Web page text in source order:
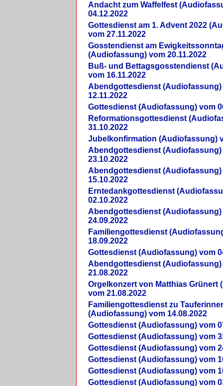
Andacht zum Waffelfest
04.12.2022
Gottesdienst am 1. Advent 2022
vom 27.11.2022
Gosstendienst am
(Audiofassung) vom 20.11.2022
Buß- und Bettagsgosstendienst
vom 16.11.2022
Abendgottesdienst (Audiofassung)
12.11.2022
Gottesdienst (Audiofassung) vom
Reformationsgottesdienst
31.10.2022
Jubelkonfirmation (Audiofassung)
Abendgottesdienst (Audiofassung)
23.10.2022
Abendgottesdienst (Audiofassung)
15.10.2022
Erntedankgottesdienst
02.10.2022
Abendgottesdienst (Audiofassung)
24.09.2022
Familiengottesdienst
18.09.2022
Gottesdienst (Audiofassung) vom
Abendgottesdienst (Audiofassung)
21.08.2022
Orgelkonzert von Matthias Grünert
vom 21.08.2022
Familiengottesdienst zu
(Audiofassung) vom 14.08.2022
Gottesdienst (Audiofassung) vom
Gottesdienst (Audiofassung) vom
Gottesdienst (Audiofassung) vom
Gottesdienst (Audiofassung) vom
Gottesdienst (Audiofassung) vom
Gottesdienst (Audiofassung) vom